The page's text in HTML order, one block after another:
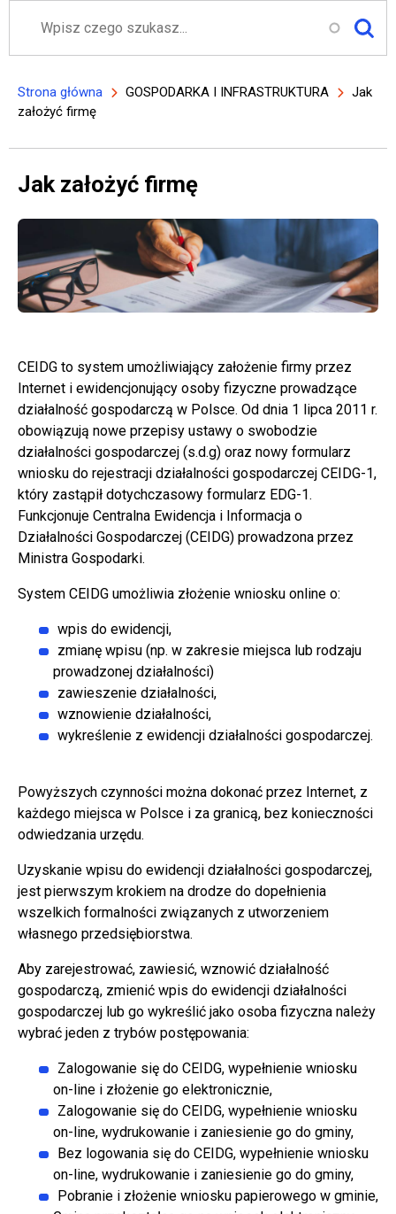
Ścieżka nawigacyjna
Strona główna GOSPODARKA I INFRASTRUKTURA
Jak
założyć firmę
Jak założyć firmę
CEIDG to system umożliwiający założenie firmy przez
Internet i ewidencjonujący osoby fizyczne prowadzące
działalność gospodarczą w Polsce. Od dnia 1 lipca 2011 r.
obowiązują nowe przepisy ustawy o swobodzie
działalności gospodarczej (s.d.g) oraz nowy formularz
wniosku do rejestracji działalności gospodarczej CEIDG-1,
który zastąpił dotychczasowy formularz EDG-1.
Funkcjonuje Centralna Ewidencja i Informacja o
Działalności Gospodarczej (CEIDG) prowadzona przez
Ministra Gospodarki.
System CEIDG umożliwia złożenie wniosku online o:
wpis do ewidencji,
zmianę wpisu (np. w zakresie miejsca lub rodzaju
prowadzonej działalności)
zawieszenie działalności,
wznowienie działalności,
wykreślenie z ewidencji działalności gospodarczej.
Powyższych czynności można dokonać przez Internet, z
każdego miejsca w Polsce i za granicą, bez konieczności
odwiedzania urzędu.
Uzyskanie wpisu do ewidencji działalności gospodarczej,
jest pierwszym krokiem na drodze do dopełnienia
wszelkich formalności związanych z utworzeniem
własnego przedsiębiorstwa.
Aby zarejestrować, zawiesić, wznowić działalność
gospodarczą, zmienić wpis do ewidencji działalności
gospodarczej lub go wykreślić jako osoba fizyczna należy
wybrać jeden z trybów postępowania:
Zalogowanie się do CEIDG, wypełnienie wniosku
on-line i złożenie go elektronicznie,
Zalogowanie się do CEIDG, wypełnienie wniosku
on-line, wydrukowanie i zaniesienie go do gminy,
Bez logowania się do CEIDG, wypełnienie wniosku
on-line, wydrukowanie i zaniesienie go do gminy,
Pobranie i złożenie wniosku papierowego w gminie,